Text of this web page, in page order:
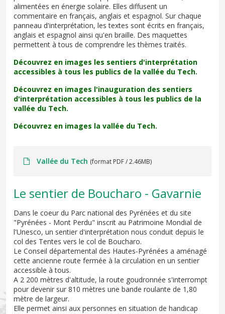
alimentées en énergie solaire. Elles diffusent un
commentaire en français, anglais et espagnol. Sur chaque
panneau d'interprétation, les textes sont écrits en français,
anglais et espagnol ainsi qu'en braille. Des maquettes
permettent à tous de comprendre les thèmes traités.
Découvrez en images les sentiers d'interprétation
accessibles à tous les publics de la vallée du Tech.
Découvrez en images l'inauguration des sentiers
d'interprétation accessibles à tous les publics de la
vallée du Tech.
Découvrez en images la vallée du Tech.
Vallée du Tech (format PDF / 2.46MB)
Le sentier de Boucharo - Gavarnie
Dans le coeur du Parc national des Pyrénées et du site
"Pyrénées - Mont Perdu" inscrit au Patrimoine Mondial de
l'Unesco, un sentier d'interprétation nous conduit depuis le
col des Tentes vers le col de Boucharo.
Le Conseil départemental des Hautes-Pyrénées a aménagé
cette ancienne route fermée à la circulation en un sentier
accessible à tous.
A 2 200 mètres d'altitude, la route goudronnée s'interrompt
pour devenir sur 810 mètres une bande roulante de 1,80
mètre de largeur.
Elle permet ainsi aux personnes en situation de handicap